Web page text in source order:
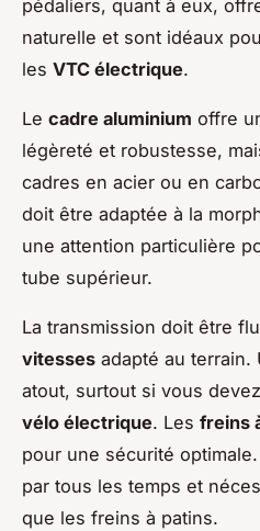
pédaliers, quant à eux,
naturelle et sont idéaux
les VTC électrique.
Le cadre aluminium offre
légèreté et robustesse,
cadres en acier ou en
doit être adaptée à la
une attention particulière
tube supérieur.
La transmission doit être
vitesses adapté au terrain.
atout, surtout si vous
vélo électrique. Les freins
pour une sécurité
par tous les temps et
que les freins à patins.